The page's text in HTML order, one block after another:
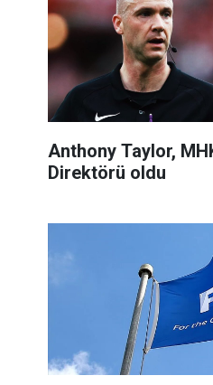
Anthony Taylor,
Direktörü oldu